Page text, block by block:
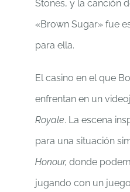
Stones, y la canción
«Brown Sugar» fue
para ella.
El casino en el que
enfrentan en un
Royale. La escena
para una situación
Honour, donde
jugando con un